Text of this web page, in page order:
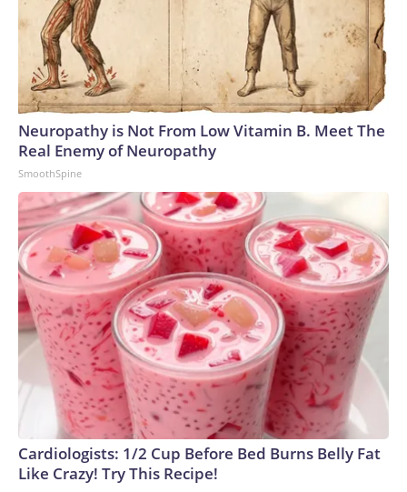
Neuropathy is Not From Low Vitamin B. Meet The
Real Enemy of Neuropathy
SmoothSpine
Cardiologists: 1/2 Cup Before Bed Burns Belly Fat
Like Crazy! Try This Recipe!